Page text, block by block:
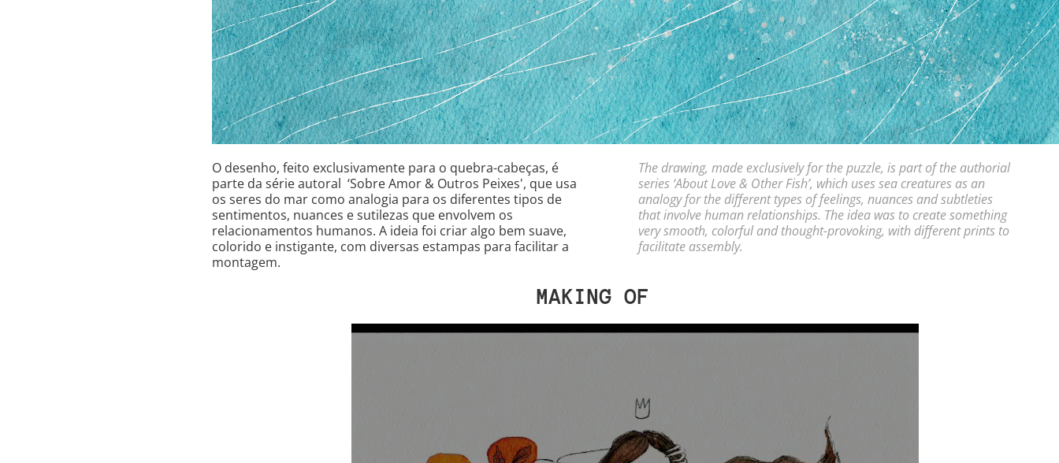
O desenho, feito exclusivamente para o quebra-cabeças, é
parte da série autoral ‘Sobre Amor & Outros Peixes', que usa
os seres do mar como analogia para os diferentes tipos de
sentimentos, nuances e sutilezas que envolvem os
relacionamentos humanos. A ideia foi criar algo bem suave,
colorido e instigante, com diversas estampas para facilitar a
montagem.
The drawing, made exclusively for the puzzle, is part of the authorial
series ‘About Love & Other Fish’, which uses sea creatures as an
analogy for the different types of feelings, nuances and subtleties
that involve human relationships. The idea was to create something
very smooth, colorful and thought-provoking, with different prints to
facilitate assembly.
MAKING OF